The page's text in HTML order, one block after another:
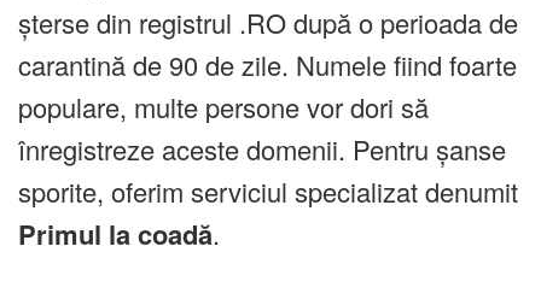
șterse din registrul .RO după o perioada de
carantină de 90 de zile. Numele fiind foarte
populare, multe persone vor dori să
înregistreze aceste domenii. Pentru șanse
sporite, oferim serviciul specializat denumit
Primul la coadă.